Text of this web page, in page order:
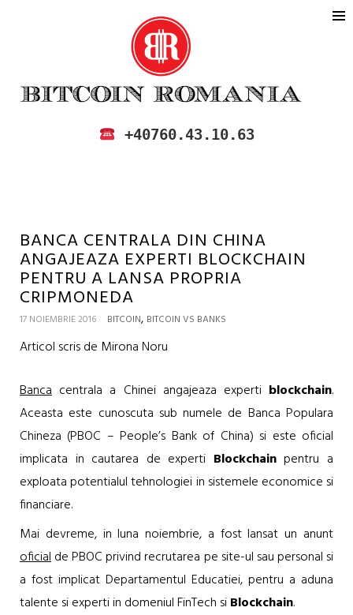
BITCOIN ROMANIA
CUMPARA SI VINDE BITCOIN IN
+40760.43.10.63
BANCA CENTRALA DIN CHINA
ANGAJEAZA EXPERTI BLOCKCHAIN
PENTRU A LANSA PROPRIA
CRIPMONEDA
17 NOIEMBRIE 2016 BITCOIN, BITCOIN VS BANKS
Articol scris de Mirona Noru
Banca centrala a Chinei angajeaza experti blockchain.
Aceasta este cunoscuta sub numele de Banca Populara
Chineza (PBOC – People’s Bank of China) si este oficial
implicata in cautarea de experti Blockchainpentru a
exploata potentialul tehnologiei in sistemele economice si
financiare.
Mai devreme, in luna noiembrie, a fost lansat un anunt
oficialde PBOC privind recrutarea pe site-ul sau personal si
a fost implicat Departamentul Educatiei, pentru a aduna
talente si experti in domeniul FinTech siBlockchain.